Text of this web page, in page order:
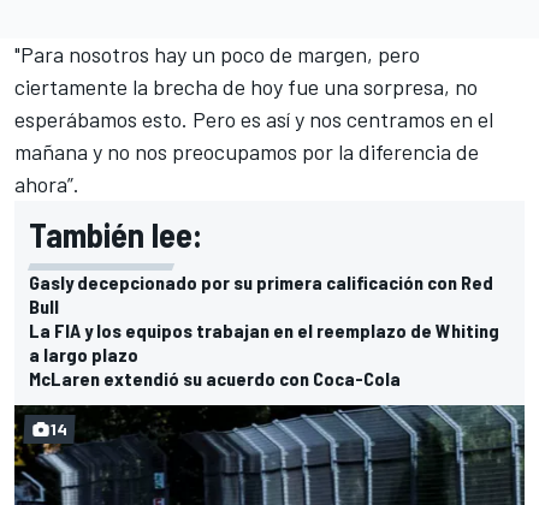
"Para nosotros hay un poco de margen, pero
ciertamente la brecha de hoy fue una sorpresa, no
esperábamos esto. Pero es así y nos centramos en el
mañana y no nos preocupamos por la diferencia de
ahora”.
También lee:
Gasly decepcionado por su primera calificación con Red
Bull
La FIA y los equipos trabajan en el reemplazo de Whiting
a largo plazo
McLaren extendió su acuerdo con Coca-Cola
14